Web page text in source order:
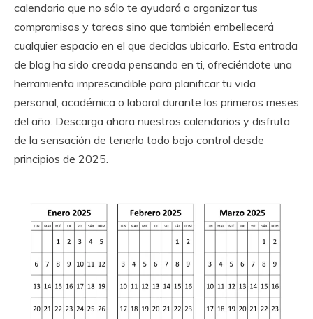
calendario que no sólo te ayudará a organizar tus
compromisos y tareas sino que también embellecerá
cualquier espacio en el que decidas ubicarlo. Esta entrada
de blog ha sido creada pensando en ti, ofreciéndote una
herramienta imprescindible para planificar tu vida
personal, académica o laboral durante los primeros meses
del año. Descarga ahora nuestros calendarios y disfruta
de la sensación de tenerlo todo bajo control desde
principios de 2025.